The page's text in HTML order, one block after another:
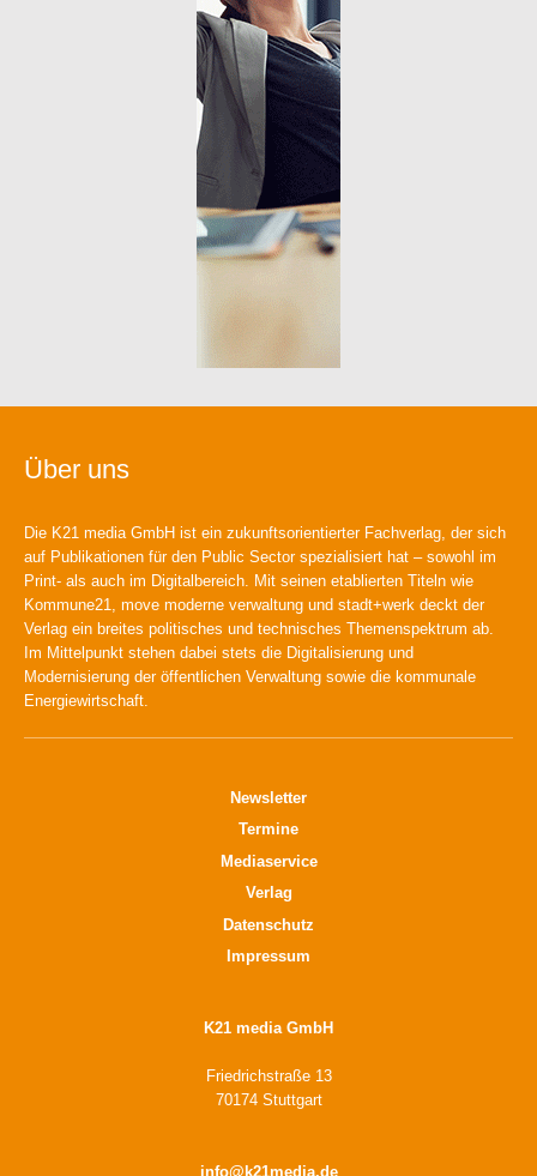
Über uns
Die K21 media GmbH ist ein zukunftsorientierter Fachverlag, der sich
auf Publikationen für den Public Sector spezialisiert hat – sowohl im
Print- als auch im Digitalbereich. Mit seinen etablierten Titeln wie
Kommune21, move moderne verwaltung und stadt+werk deckt der
Verlag ein breites politisches und technisches Themenspektrum ab.
Im Mittelpunkt stehen dabei stets die Digitalisierung und
Modernisierung der öffentlichen Verwaltung sowie die kommunale
Energiewirtschaft.
Newsletter
Termine
Mediaservice
Verlag
Datenschutz
Impressum
K21 media GmbH
Friedrichstraße 13
70174 Stuttgart
info@k21media.de